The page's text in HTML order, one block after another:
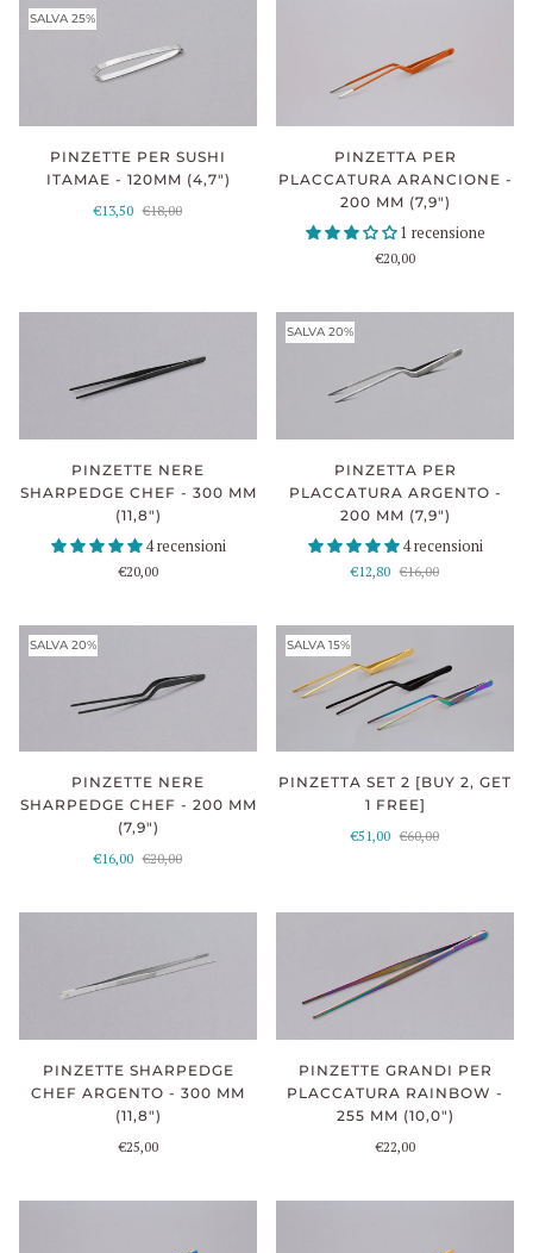
SALVA 25%
PINZETTE PER SUSHI
ITAMAE - 120MM (4,7")
€13,50 €18,00
PINZETTA PER
PLACCATURA ARANCIONE -
200 MM (7,9")
1 recensione
€20,00
PINZETTE NERE
SHARPEDGE CHEF - 300 MM
(11,8")
4 recensioni
€20,00
SALVA 20%
PINZETTA PER
PLACCATURA ARGENTO -
200 MM (7,9")
4 recensioni
€12,80 €16,00
SALVA 20%
PINZETTE NERE
SHARPEDGE CHEF - 200 MM
(7,9")
€16,00 €20,00
SALVA 15%
PINZETTA SET 2 [BUY 2, GET
1 FREE]
€51,00 €60,00
PINZETTE SHARPEDGE
CHEF ARGENTO - 300 MM
(11,8")
€25,00
PINZETTE GRANDI PER
PLACCATURA RAINBOW -
255 MM (10,0")
€22,00